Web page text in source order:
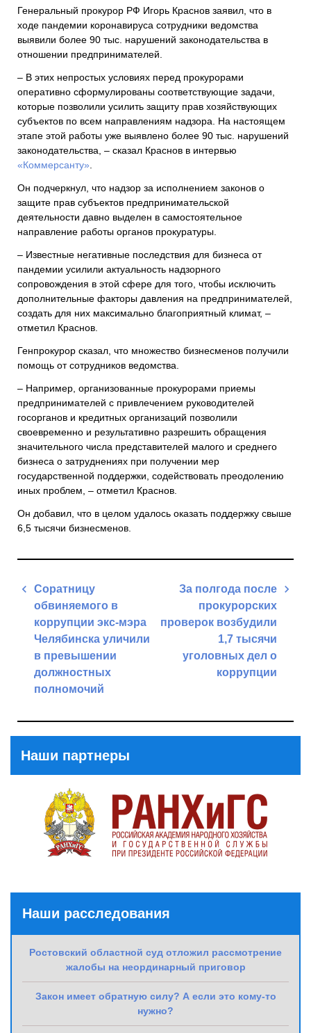
Генеральный прокурор РФ Игорь Краснов заявил, что в
ходе пандемии коронавируса сотрудники ведомства
выявили более 90 тыс. нарушений законодательства в
отношении предпринимателей.
– В этих непростых условиях перед прокурорами
оперативно сформулированы соответствующие задачи,
которые позволили усилить защиту прав хозяйствующих
субъектов по всем направлениям надзора. На настоящем
этапе этой работы уже выявлено более 90 тыс. нарушений
законодательства, – сказал Краснов в интервью
«Коммерсанту»
Он подчеркнул, что надзор за исполнением законов о
защите прав субъектов предпринимательской
деятельности давно выделен в самостоятельное
направление работы органов прокуратуры.
– Известные негативные последствия для бизнеса от
пандемии усилили актуальность надзорного
сопровождения в этой сфере для того, чтобы исключить
дополнительные факторы давления на предпринимателей,
создать для них максимально благоприятный климат, –
отметил Краснов.
Генпрокурор сказал, что множество бизнесменов получили
помощь от сотрудников ведомства.
– Например, организованные прокурорами приемы
предпринимателей с привлечением руководителей
госорганов и кредитных организаций позволили
своевременно и результативно разрешить обращения
значительного числа представителей малого и среднего
бизнеса о затруднениях при получении мер
государственной поддержки, содействовать преодолению
иных проблем, – отметил Краснов.
Он добавил, что в целом удалось оказать поддержку свыше
6,5 тысячи бизнесменов.
Навигация
записям
Соратницу
обвиняемого в
коррупции экс-мэра
Челябинска уличили
в превышении
должностных
полномочий
За полгода после
прокурорских
проверок возбудили
1,7 тысячи
уголовных дел о
коррупции
Наши партнеры
Наши расследования
Ростовский областной суд отложил рассмотрение
жалобы на неординарный приговор
Закон имеет обратную силу? А если это кому-то
нужно?